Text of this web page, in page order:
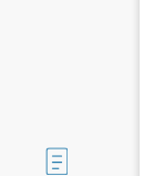
Imatge